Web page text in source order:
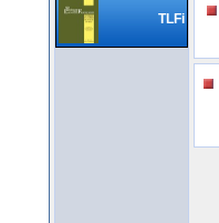
TLFi